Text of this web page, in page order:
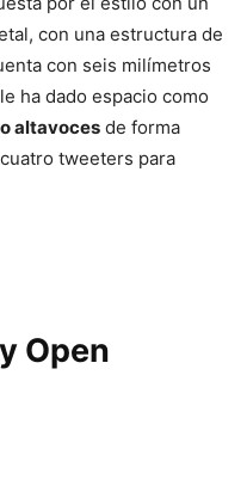
con una estructura de
con seis milímetros
ha dado espacio como
altavoces de forma
tweeters para
Open